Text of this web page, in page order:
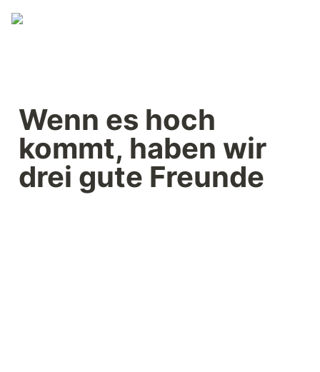
Wenn es hoch
kommt, haben wir
drei gute Freunde